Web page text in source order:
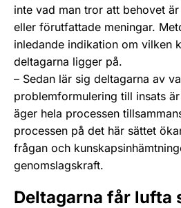
inte vad man tror att behovet
eller förutfattade meningar.
inledande indikation om vilken
deltagarna ligger på.
– Sedan lär sig deltagarna av
problemformulering till insats
äger hela processen
processen på det här sättet
frågan och
genomslagskraft.
Deltagarna får lufta